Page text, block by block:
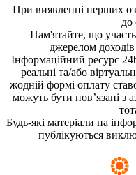
При виявленні перших
до
Пам'ятайте, що
джерелом
Інформаційний ресурс
реальні та/або
жодній формі оплату
можуть бути пов’язані з
Будь-які матеріали на
публікуються